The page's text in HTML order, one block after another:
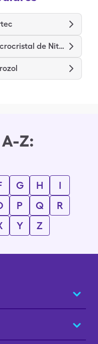
Macrocristal de Nitrofurantoína
Z:
G H
I
P Q
R
Y Z